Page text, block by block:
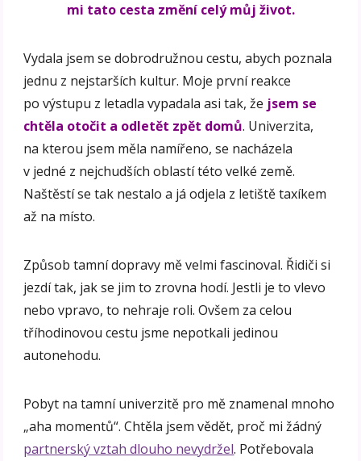
mi tato cesta změní celý můj život.
Vydala jsem se dobrodružnou cestu, abych poznala
jednu z nejstarších kultur. Moje první reakce
po výstupu z letadla vypadala asi tak, že jsem se
chtěla otočit a odletět zpět domů. Univerzita,
na kterou jsem měla namířeno, se nacházela
v jedné z nejchudších oblastí této velké země.
Naštěstí se tak nestalo a já odjela z letiště taxíkem
až na místo.
Způsob tamní dopravy mě velmi fascinoval. Řidiči si
jezdí tak, jak se jim to zrovna hodí. Jestli je to vlevo
nebo vpravo, to nehraje roli. Ovšem za celou
tříhodinovou cestu jsme nepotkali jedinou
autonehodu.
Pobyt na tamní univerzitě pro mě znamenal mnoho
„aha momentů“. Chtěla jsem vědět, proč mi žádný
partnerský vztah dlouho nevydržel. Potřebovala